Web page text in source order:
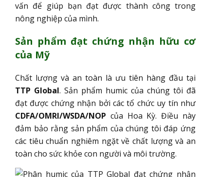
vấn để giúp bạn đạt được thành công trong
nông nghiệp của mình.
Sản phẩm đạt chứng nhận hữu cơ
của Mỹ
Chất lượng và an toàn là ưu tiên hàng đầu tại
TTP Global. Sản phẩm humic của chúng tôi đã
đạt được chứng nhận bởi các tổ chức uy tín như
CDFA/OMRI/WSDA/NOP của Hoa Kỳ. Điều này
đảm bảo rằng sản phẩm của chúng tôi đáp ứng
các tiêu chuẩn nghiêm ngặt về chất lượng và an
toàn cho sức khỏe con người và môi trường.